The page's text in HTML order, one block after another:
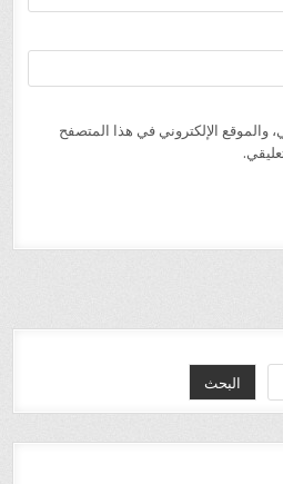
والموقع الإلكتروني في هذا المتصفح
البحث